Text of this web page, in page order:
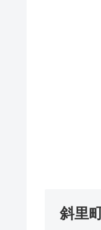
斜里